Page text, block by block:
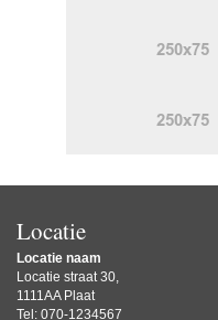
Locatie
Locatie naam
Locatie straat 30,
1111AA Plaat
Tel: 070-1234567